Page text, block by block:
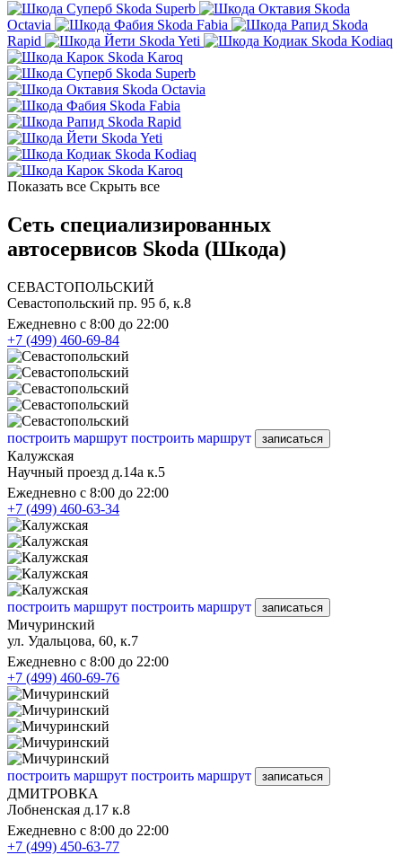
Skoda Superb
Skoda
Octavia
Skoda Fabia
Skoda
Rapid
Skoda Yeti
Skoda Kodiaq
Skoda Karoq
Skoda Superb
Skoda Octavia
Skoda Fabia
Skoda Rapid
Skoda Yeti
Skoda Kodiaq
Skoda Karoq
Показать все Скрыть все
Сеть специализированных
автосервисов Skoda (Шкода)
СЕВАСТОПОЛЬСКИЙ
Севастопольский пр. 95 б, к.8
Ежедневно с 8:00 до 22:00
+7 (499) 460-69-84
построить маршрут построить маршрут записаться
Калужская
Научный проезд д.14а к.5
Ежедневно с 8:00 до 22:00
+7 (499) 460-63-34
построить маршрут построить маршрут записаться
Мичуринский
ул. Удальцова, 60, к.7
Ежедневно с 8:00 до 22:00
+7 (499) 460-69-76
построить маршрут построить маршрут записаться
ДМИТРОВКА
Лобненская д.17 к.8
Ежедневно с 8:00 до 22:00
+7 (499) 450-63-77